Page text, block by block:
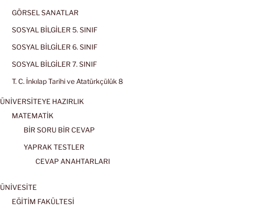
GÖRSEL SANATLAR
SOSYAL BİLGİLER 5. SINIF
SOSYAL BİLGİLER 6. SINIF
SOSYAL BİLGİLER 7. SINIF
T. C. İnkılap Tarihi ve Atatürkçülük 8
ÜNİVERSİTEYE HAZIRLIK
MATEMATİK
BİR SORU BİR CEVAP
YAPRAK TESTLER
CEVAP ANAHTARLARI
ÜNİVESİTE
EĞİTİM FAKÜLTESİ